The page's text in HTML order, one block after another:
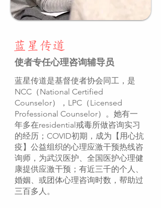
蓝星传道
使者专任心理咨询辅导员​
蓝星传道是基督使者协会同工，是
NCC（National Certified
Counselor），LPC（Licensed
Professional Counselor）。她有一
年多在residential戒毒所做咨询实习
的经历；COVID初期，成为【用心抗
疫】公益组织的心理应激干预热线咨
询师，为武汉医护、全国医护心理健
康提供应激干预；有近三千的个人、
婚姻、或团体心理咨询时数，帮助过
三百多人。